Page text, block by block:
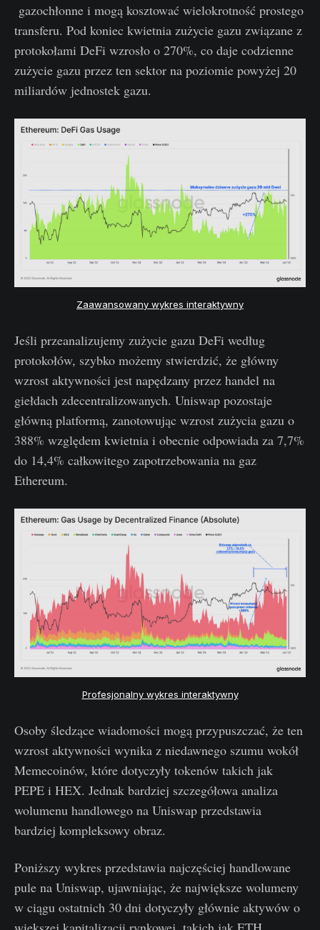
gazochłonne i mogą kosztować wielokrotność prostego
transferu. Pod koniec kwietnia zużycie gazu związane z
protokołami DeFi wzrosło o 270%, co daje codzienne
zużycie gazu przez ten sektor na poziomie powyżej 20
miliardów jednostek gazu.
Zaawansowany wykres interaktywny
Jeśli przeanalizujemy zużycie gazu DeFi według
protokołów, szybko możemy stwierdzić, że główny
wzrost aktywności jest napędzany przez handel na
giełdach zdecentralizowanych. Uniswap pozostaje
główną platformą, zanotowując wzrost zużycia gazu o
388% względem kwietnia i obecnie odpowiada za 7,7%
do 14,4% całkowitego zapotrzebowania na gaz
Ethereum.
Profesjonalny wykres interaktywny
Osoby śledzące wiadomości mogą przypuszczać, że ten
wzrost aktywności wynika z niedawnego szumu wokół
Memecoinów, które dotyczyły tokenów takich jak
PEPE i HEX. Jednak bardziej szczegółowa analiza
wolumenu handlowego na Uniswap przedstawia
bardziej kompleksowy obraz.
Poniższy wykres przedstawia najczęściej handlowane
pule na Uniswap, ujawniając, że największe wolumeny
w ciągu ostatnich 30 dni dotyczyły głównie aktywów o